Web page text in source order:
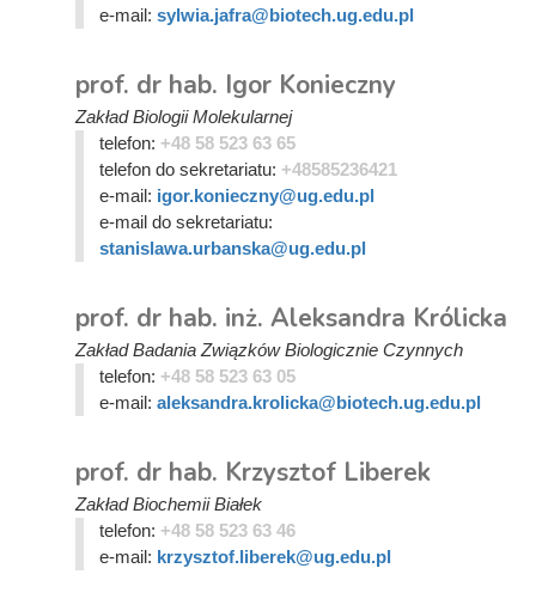
e-mail: sylwia.jafra@biotech.ug.edu.pl
prof. dr hab. Igor Konieczny
Zakład Biologii Molekularnej
telefon: +48 58 523 63 65
telefon do sekretariatu: +48585236421
e-mail: igor.konieczny@ug.edu.pl
e-mail do sekretariatu:
stanislawa.urbanska@ug.edu.pl
prof. dr hab. inż. Aleksandra Królicka
Zakład Badania Związków Biologicznie Czynnych
telefon: +48 58 523 63 05
e-mail: aleksandra.krolicka@biotech.ug.edu.pl
prof. dr hab. Krzysztof Liberek
Zakład Biochemii Białek
telefon: +48 58 523 63 46
e-mail: krzysztof.liberek@ug.edu.pl